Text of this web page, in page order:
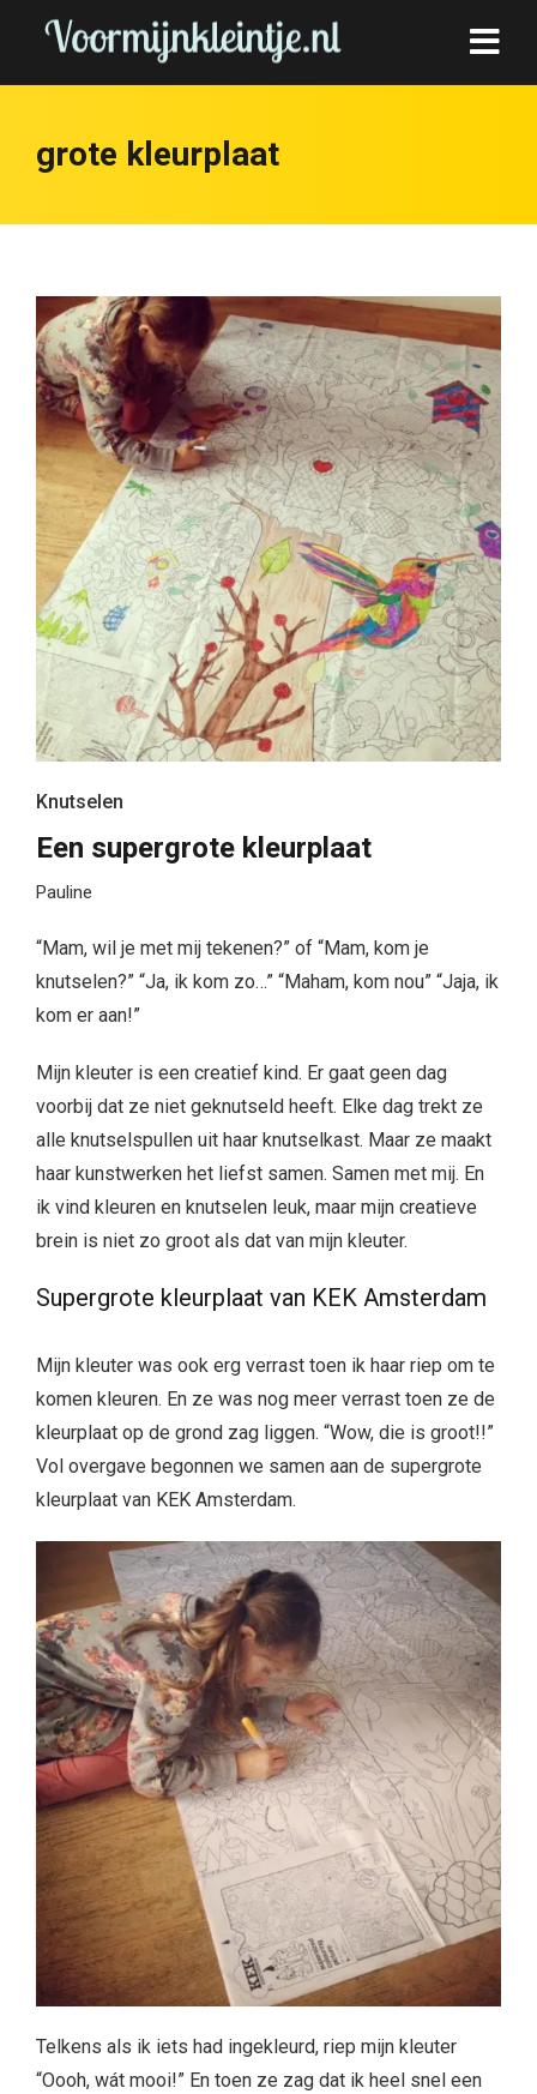
grote kleurplaat
Knutselen
Een supergrote kleurplaat
Pauline
“Mam, wil je met mij tekenen?” of “Mam, kom je
knutselen?” “Ja, ik kom zo…” “Maham, kom nou” “Jaja, ik
kom er aan!”
Mijn kleuter is een creatief kind. Er gaat geen dag
voorbij dat ze niet geknutseld heeft. Elke dag trekt ze
alle knutselspullen uit haar knutselkast. Maar ze maakt
haar kunstwerken het liefst samen. Samen met mij. En
ik vind kleuren en knutselen leuk, maar mijn creatieve
brein is niet zo groot als dat van mijn kleuter.
Supergrote kleurplaat van KEK Amsterdam
Mijn kleuter was ook erg verrast toen ik haar riep om te
komen kleuren. En ze was nog meer verrast toen ze de
kleurplaat op de grond zag liggen. “Wow, die is groot!!”
Vol overgave begonnen we samen aan de supergrote
kleurplaat van KEK Amsterdam.
Telkens als ik iets had ingekleurd, riep mijn kleuter
“Oooh, wát mooi!” En toen ze zag dat ik heel snel een